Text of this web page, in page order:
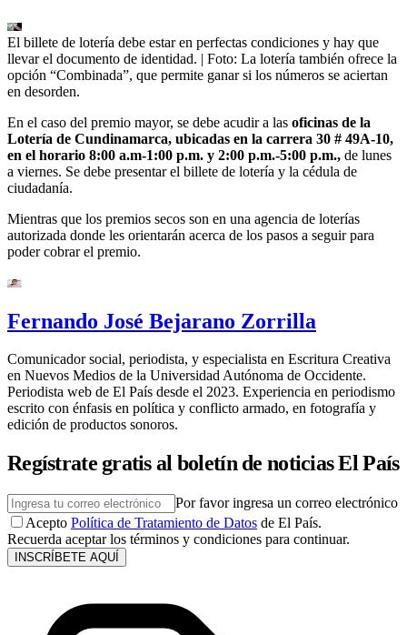
El billete de lotería debe estar en perfectas condiciones y hay que
llevar el documento de identidad. | Foto: La lotería también ofrece la
opción “Combinada”, que permite ganar si los números se aciertan
en desorden.
En el caso del premio mayor, se debe acudir a las oficinas de la
Lotería de Cundinamarca, ubicadas en la carrera 30 # 49A-10,
en el horario 8:00 a.m-1:00 p.m. y 2:00 p.m.-5:00 p.m., de lunes
a viernes. Se debe presentar el billete de lotería y la cédula de
ciudadanía.
Mientras que los premios secos son en una agencia de loterías
autorizada donde les orientarán acerca de los pasos a seguir para
poder cobrar el premio.
Fernando José Bejarano Zorrilla
Comunicador social, periodista, y especialista en Escritura Creativa
en Nuevos Medios de la Universidad Autónoma de Occidente.
Periodista web de El País desde el 2023. Experiencia en periodismo
escrito con énfasis en política y conflicto armado, en fotografía y
edición de productos sonoros.
Regístrate gratis al boletín de noticias El País
Por favor ingresa un correo electrónico
Acepto Política de Tratamiento de Datos de El País.
Recuerda aceptar los términos y condiciones para continuar.
INSCRÍBETE AQUÍ